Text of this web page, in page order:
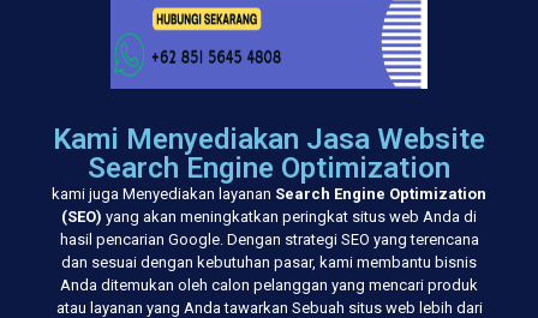
Kami Menyediakan Jasa Website
Search Engine Optimization
kami juga Menyediakan layanan Search Engine Optimization
(SEO) yang akan meningkatkan peringkat situs web Anda di
hasil pencarian Google. Dengan strategi SEO yang terencana
dan sesuai dengan kebutuhan pasar, kami membantu bisnis
Anda ditemukan oleh calon pelanggan yang mencari produk
atau layanan yang Anda tawarkan Sebuah situs web lebih dari